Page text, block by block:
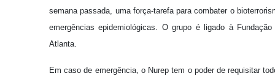
semana passada, uma força-tarefa para combater o
emergências epidemiológicas. O grupo é ligado à
Atlanta.
Em caso de emergência, o Nurep tem o poder de requisitar